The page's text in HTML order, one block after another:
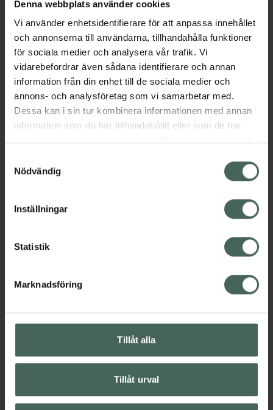
Denna webbplats använder cookies
Vi använder enhetsidentifierare för att anpassa innehållet
och annonserna till användarna, tillhandahålla funktioner
för sociala medier och analysera vår trafik. Vi
vidarebefordrar även sådana identifierare och annan
information från din enhet till de sociala medier och
annons- och analysföretag som vi samarbetar med.
Dessa kan i sin tur kombinera informationen med annan
information som du har tillhandahållit eller som de har
återkalla ditt samtycke via webbplatsens
cookieinställningar. Ett återkallat samtycke påverkar inte
lagligheten av behandling som skett innan återkallelsen.
Nödvändig
Inställningar
Statistik
Marknadsföring
Tillåt alla
Tillåt urval
Aktuella erbjudanden
Beskrivning Dölj
Kronans Apotek finns här för dig. Du hittar oss från Skåne i
datorn. Oavsett vem du är så är det vårt uppdrag att
med oss.
Kontakta oss
Hitta apotek
Leverans, betalning och retur
Kundklubb
Köpvillkor